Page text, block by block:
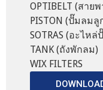
OPTIBELT (สาย
PISTON (ปั๊มลมลู
SOTRAS (อะไห
TANK (ถังพักลม)
WIX FILTERS